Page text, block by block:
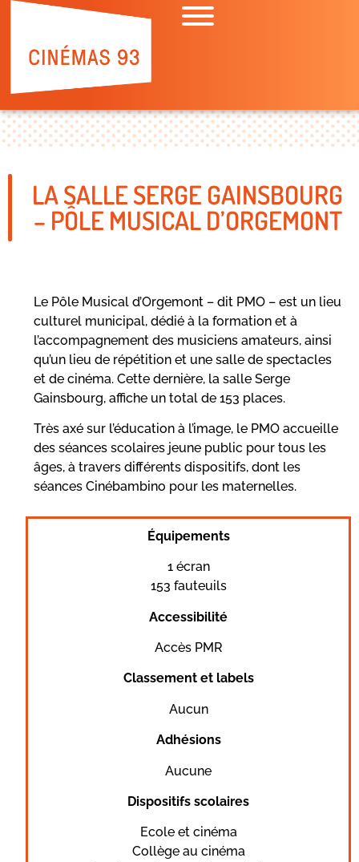
LA SALLE SERGE GAINSBOURG
– PÔLE MUSICAL D’ORGEMONT
Le Pôle Musical d’Orgemont – dit PMO – est un lieu
culturel muni­cipal, dédié à la formation et à
l’accompagnement des musiciens amateurs, ainsi
qu’un lieu de répétition et une salle de spectacles
et de cinéma. Cette dernière, la salle Serge
Gainsbourg, affiche un total de 153 places.
Très axé sur l’éducation à l’image, le PMO accueille
des séances scolaires jeune public pour tous les
âges, à travers différents dispositifs, dont les
séances Cinébambino pour les maternelles.
Équipements
1 écran
153 fauteuils
Accessibilité
Accès PMR
Classement et labels
Aucun
Adhésions
Aucune
Dispositifs scolaires
Ecole et cinéma
Collège au cinéma